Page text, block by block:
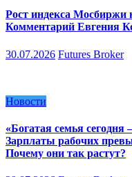
Рост индекса Мосбиржи
Комментарий Евгения
30.07.2026 Futures Broker
Новости
«Богатая семья
Зарплаты рабочих
Почему они так растут?